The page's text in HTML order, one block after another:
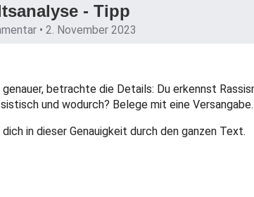
- Tipp
• 2. November 2023
betrachte die Details: Du erkennst
und wodurch? Belege mit eine Versangabe.
in dieser Genauigkeit durch den ganzen Text.